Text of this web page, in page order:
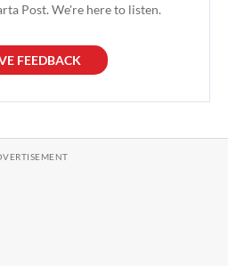
Post. We're here to listen.
FEEDBACK